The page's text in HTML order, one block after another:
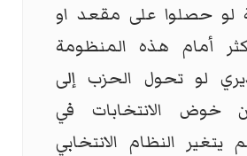
لو حصلوا على مقعد او
أمام هذه المنظومة
لو تحول الحزب إلى
خوض الانتخابات في
يتغير النظام الانتخابي